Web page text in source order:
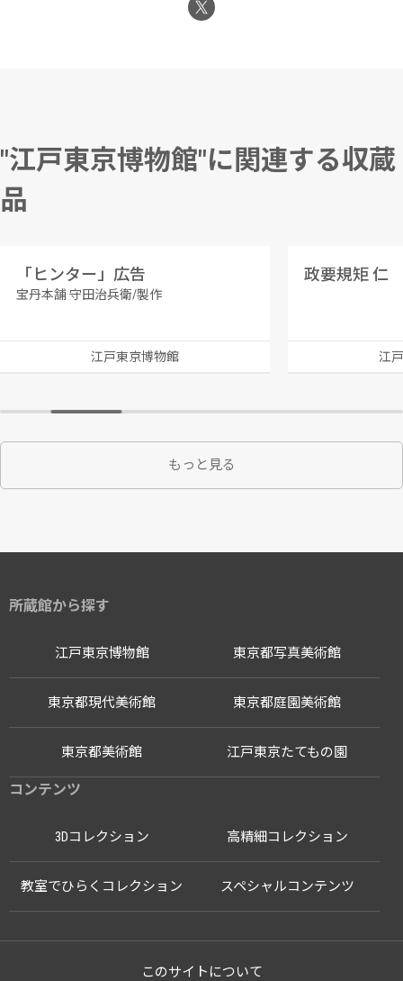
"江戸東京博物館"に関連する収蔵
品
「ヒンター」広告
宝丹本舗 守田治兵衛/製作
江戸東京博物館
政要規矩 仁
江
もっと見る
所蔵館から探す
江戸東京博物館
江戸東京たてもの園
東京都写真美術館
東京都現代美術館 東京都庭園美術館
東京都美術館
コンテンツ
3Dコレクション 高精細コレクション
教室でひらくコレクション スペシャルコンテンツ
このサイトについて